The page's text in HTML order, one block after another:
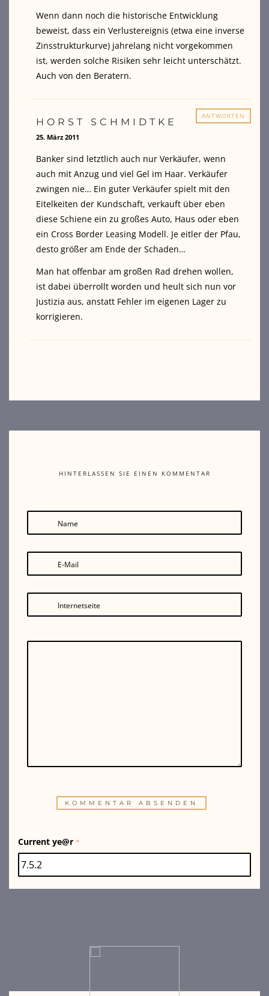
Wenn dann noch die historische Entwicklung
beweist, dass ein Verlustereignis (etwa eine inverse
Zinsstrukturkurve) jahrelang nicht vorgekommen
ist, werden solche Risiken sehr leicht unterschätzt.
Auch von den Beratern.
ANTWORTEN
HORST SCHMIDTKE
25. März 2011
Banker sind letztlich auch nur Verkäufer, wenn
auch mit Anzug und viel Gel im Haar. Verkäufer
zwingen nie… Ein guter Verkäufer spielt mit den
Eitelkeiten der Kundschaft, verkauft über eben
diese Schiene ein zu großes Auto, Haus oder eben
ein Cross Border Leasing Modell. Je eitler der Pfau,
desto größer am Ende der Schaden…
Man hat offenbar am großen Rad drehen wollen,
ist dabei überrollt worden und heult sich nun vor
Justizia aus, anstatt Fehler im eigenen Lager zu
korrigieren.
HINTERLASSEN SIE EINEN KOMMENTAR
Name
E-Mail
Internetseite
Current ye@r *